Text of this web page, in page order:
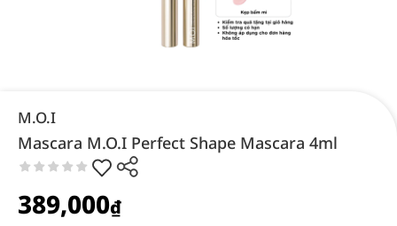
M.O.I
Mascara M.O.I Perfect Shape Mascara 4ml
389,000₫